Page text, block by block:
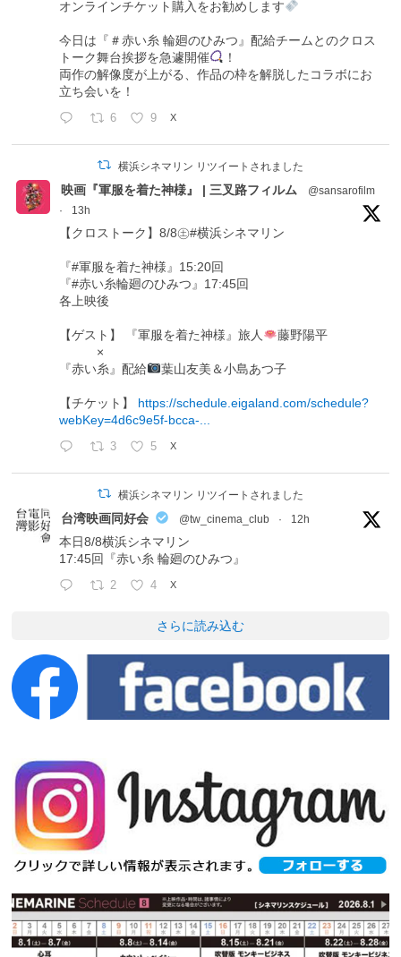
オンラインチケット購入をお勧めします
今日は『＃赤い糸 輪廻のひみつ』配給チームとのクロス
トーク舞台挨拶を急遽開催
！
両作の解像度が上がる、作品の枠を解脱したコラボにお
立ち会いを！
6 9 X
横浜シネマリン リツイートされました
映画『軍服を着た神様』 | 三叉路フィルム
@sansarofilm
·
13h
【クロストーク】8/8㊏#横浜シネマリン
『#軍服を着た神様』15:20回
『#赤い糸輪廻のひみつ』17:45回
各上映後
【ゲスト】 『軍服を着た神様』旅人
藤野陽平
×
『赤い糸』配給
葉山友美＆小島あつ子
【チケット】 https://schedule.eigaland.com/schedule?
webKey=4d6c9e5f-bcca-...
3 5 X
横浜シネマリン リツイートされました
台湾映画同好会 @tw_cinema_club · 12h
本日8/8横浜シネマリン
17:45回『赤い糸 輪廻のひみつ』
2 4 X
さらに読み込む